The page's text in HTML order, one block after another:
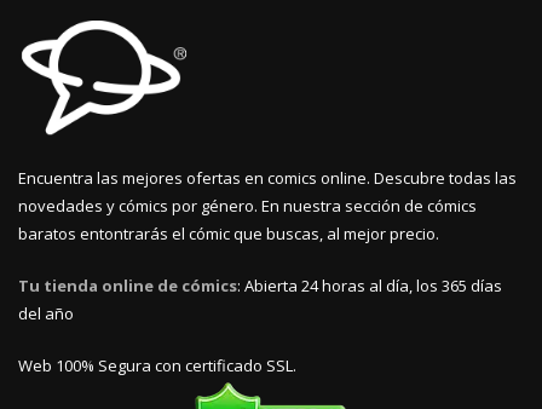
Encuentra las mejores ofertas en comics online. Descubre todas las
novedades y cómics por género. En nuestra sección de cómics
baratos entontrarás el cómic que buscas, al mejor precio.
Tu tienda online de cómics: Abierta 24 horas al día, los 365 días
del año
Web 100% Segura con certificado SSL.